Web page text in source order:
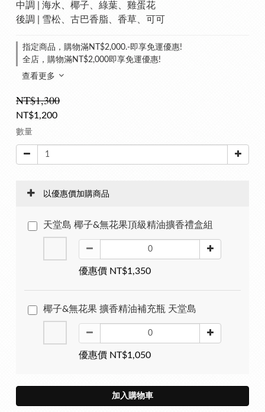
中調 | 海水、椰子、綠葉、雞蛋花
後調 | 雪松、古巴香脂、香草、可可
指定商品，購物滿NT$2,000.-即享免運優惠!
全店，購物滿NT$2,000即享免運優惠!
查看更多
NT$1,300
NT$1,200
數量
以優惠價加購商品
天堂島 椰子&無花果頂級精油擴香禮盒組
優惠價 NT$1,350
椰子&無花果 擴香精油補充瓶 天堂島
優惠價 NT$1,050
加入購物車